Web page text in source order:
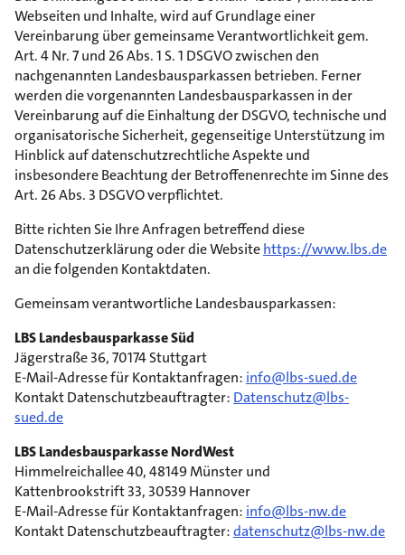
Webseiten und Inhalte, wird auf Grundlage einer
Vereinbarung über gemeinsame Verantwortlichkeit gem.
Art. 4 Nr. 7 und 26 Abs. 1 S. 1 DSGVO zwischen den
nachgenannten Landesbausparkassen betrieben. Ferner
werden die vorgenannten Landesbausparkassen in der
Vereinbarung auf die Einhaltung der DSGVO, technische und
organisatorische Sicherheit, gegenseitige Unterstützung im
Hinblick auf datenschutzrechtliche Aspekte und
insbesondere Beachtung der Betroffenenrechte im Sinne des
Art. 26 Abs. 3 DSGVO verpflichtet.
Bitte richten Sie Ihre Anfragen betreffend diese
Datenschutzerklärung oder die Websitehttps://www.lbs.de
an die folgenden Kontaktdaten.
Gemeinsam verantwortliche Landesbausparkassen:
LBS Landesbausparkasse Süd
Jägerstraße 36, 70174 Stuttgart
E-Mail-Adresse für Kontaktanfragen: info@lbs-sued.de
Kontakt Datenschutzbeauftragter: Datenschutz@lbs-
sued.de
LBS Landesbausparkasse NordWest
Himmelreichallee 40, 48149 Münster und
Kattenbrookstrift 33, 30539 Hannover
E-Mail-Adresse für Kontaktanfragen: info@lbs-nw.de
Kontakt Datenschutzbeauftragter:datenschutz@lbs-nw.de